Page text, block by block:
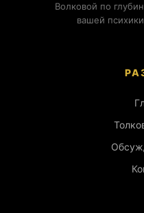
Волковой по
вашей